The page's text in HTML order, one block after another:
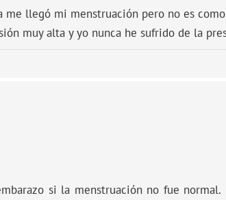
me llegó mi menstruación pero no es
muy alta y yo nunca he sufrido de la
si la menstruación no fue